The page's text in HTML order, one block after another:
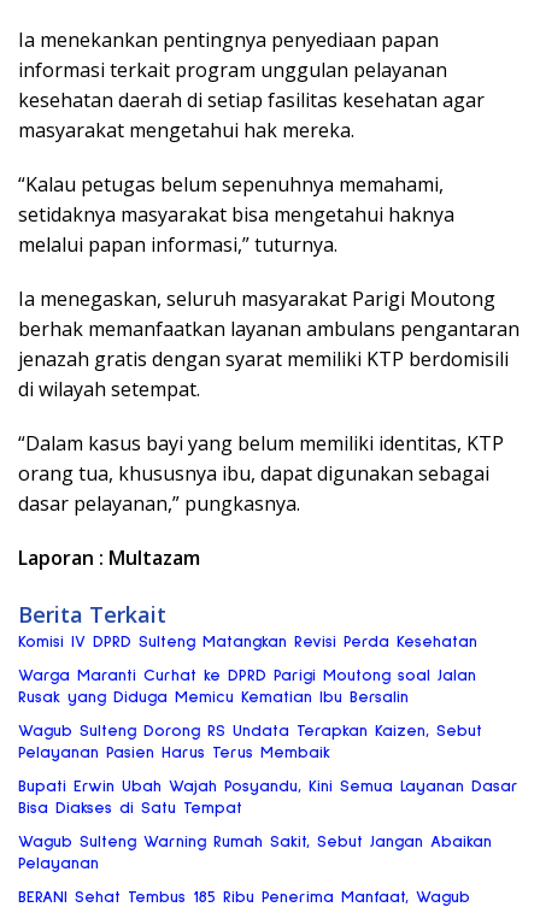
Ia menekankan pentingnya penyediaan papan
informasi terkait program unggulan pelayanan
kesehatan daerah di setiap fasilitas kesehatan agar
masyarakat mengetahui hak mereka.
“Kalau petugas belum sepenuhnya memahami,
setidaknya masyarakat bisa mengetahui haknya
melalui papan informasi,” tuturnya.
Ia menegaskan, seluruh masyarakat Parigi Moutong
berhak memanfaatkan layanan ambulans pengantaran
jenazah gratis dengan syarat memiliki KTP berdomisili
di wilayah setempat.
“Dalam kasus bayi yang belum memiliki identitas, KTP
orang tua, khususnya ibu, dapat digunakan sebagai
dasar pelayanan,” pungkasnya.
Laporan : Multazam
Berita Terkait
Komisi IV DPRD Sulteng Matangkan Revisi Perda Kesehatan
Warga Maranti Curhat ke DPRD Parigi Moutong soal Jalan
Rusak yang Diduga Memicu Kematian Ibu Bersalin
Wagub Sulteng Dorong RS Undata Terapkan Kaizen, Sebut
Pelayanan Pasien Harus Terus Membaik
Bupati Erwin Ubah Wajah Posyandu, Kini Semua Layanan Dasar
Bisa Diakses di Satu Tempat
Wagub Sulteng Warning Rumah Sakit, Sebut Jangan Abaikan
Pelayanan
BERANI Sehat Tembus 185 Ribu Penerima Manfaat, Wagub